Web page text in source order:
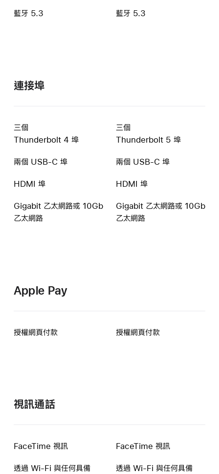
藍牙 5.3 藍牙 5.3
連接埠
三個
Thunderbolt 4 埠
三個
Thunderbolt 5 埠
兩個 USB-C 埠 兩個 USB-C 埠
HDMI 埠 HDMI 埠
Gigabit 乙太網路或 10Gb
乙太網路
Gigabit 乙太網路或 10Gb
乙太網路
Apple Pay
授權網頁付款 授權網頁付款
視訊通話
FaceTime 視訊 FaceTime 視訊
透過 Wi-Fi 與任何具備 透過 Wi-Fi 與任何具備